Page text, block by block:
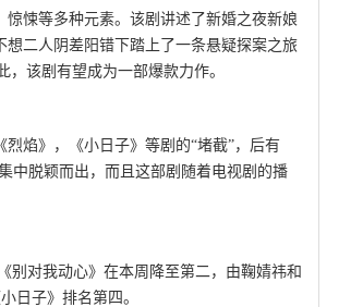
惊悚等多种元素。该剧讲述了新婚之夜新娘
二人阴差阳错下踏上了一条悬疑探案之旅
该剧有望成为一部爆款力作。
焰》，《小日子》等剧的“堵截”，后有
中脱颖而出，而且这部剧随着电视剧的播
别对我动心》在本周降至第二，由鞠婧祎和
日子》排名第四。